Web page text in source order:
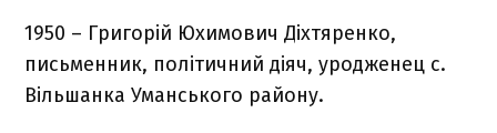
1950 – Григорій Юхимович Діхтяренко,
письменник, політичний діяч, уродженец с.
Вільшанка Уманського району.